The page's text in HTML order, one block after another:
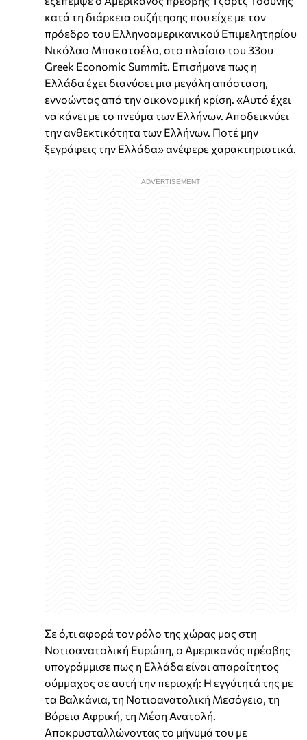
κατά τη διάρκεια συζήτησης που είχε με τον
πρόεδρο του Ελληνοαμερικανικού Επιμελητηρίου
Νικόλαο Μπακατσέλο, στο πλαίσιο του 33ου
Greek Economic Summit. Επισήμανε πως η
Ελλάδα έχει διανύσει μια μεγάλη απόσταση,
εννοώντας από την οικονομική κρίση. «Αυτό έχει
να κάνει με το πνεύμα των Ελλήνων. Αποδεικνύει
την ανθεκτικότητα των Ελλήνων. Ποτέ μην
ξεγράφεις την Ελλάδα» ανέφερε χαρακτηριστικά.
Σε ό,τι αφορά τον ρόλο της χώρας μας στη
Νοτιοανατολική Ευρώπη, ο Αμερικανός πρέσβης
υπογράμμισε πως η Ελλάδα είναι απαραίτητος
σύμμαχος σε αυτή την περιοχή: Η εγγύτητά της με
τα Βαλκάνια, τη Νοτιοανατολική Μεσόγειο, τη
Βόρεια Αφρική, τη Μέση Ανατολή.
Αποκρυσταλλώνοντας το μήνυμά του με